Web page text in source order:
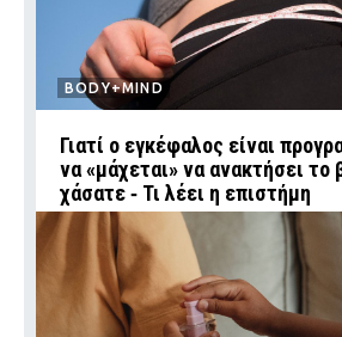
BODY+MIND
Γιατί ο εγκέφαλος είναι
να «μάχεται» να ανακτήσει το
χάσατε ‑ Τι λέει η επιστήμη